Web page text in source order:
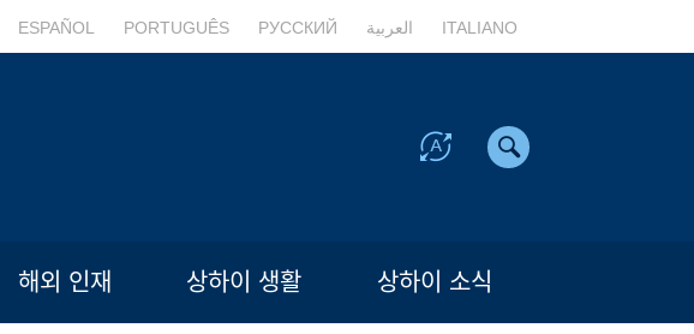
ESPAÑOL PORTUGUÊS РУССКИЙ العربية ITALIANO
해외 인재 상하이 생활 상하이 소식